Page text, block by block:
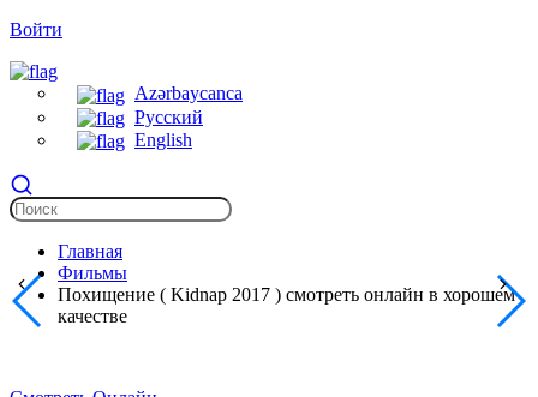
Войти
Azərbaycanca
Русский
English
Главная
Фильмы
Похищение ( Kidnap 2017 ) смотреть онлайн в хорошем
качестве